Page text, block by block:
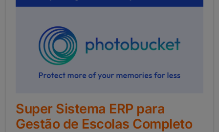
Super Sistema ERP para
Gestão de Escolas Completo